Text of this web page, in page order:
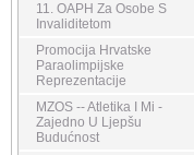
11. OAPH Za Osobe S
Invaliditetom
Promocija Hrvatske
Paraolimpijske
Reprezentacije
MZOS -- Atletika I Mi -
Zajedno U Ljepšu
Budućnost